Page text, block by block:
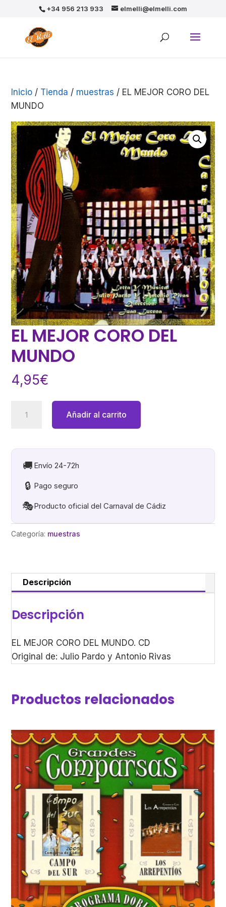
+34 956 213 933 elmelli@elmelli.com
Inicio / Tienda / muestras / EL MEJOR CORO DEL
MUNDO
EL MEJOR CORO DEL
MUNDO
4,95€
MEJOR
DEL
MUNDO
Añadir al carrito
🚚 Envío 24-72h
🔒 Pago seguro
🎭Producto oficial del Carnaval de Cádiz
Categoría: muestras
Descripción
Descripción
EL MEJOR CORO DEL MUNDO. CD
Original de: Julio Pardo y Antonio Rivas
Productos relacionados